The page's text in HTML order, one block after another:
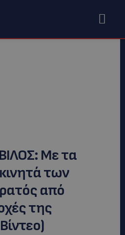
Με τα
των
από
της